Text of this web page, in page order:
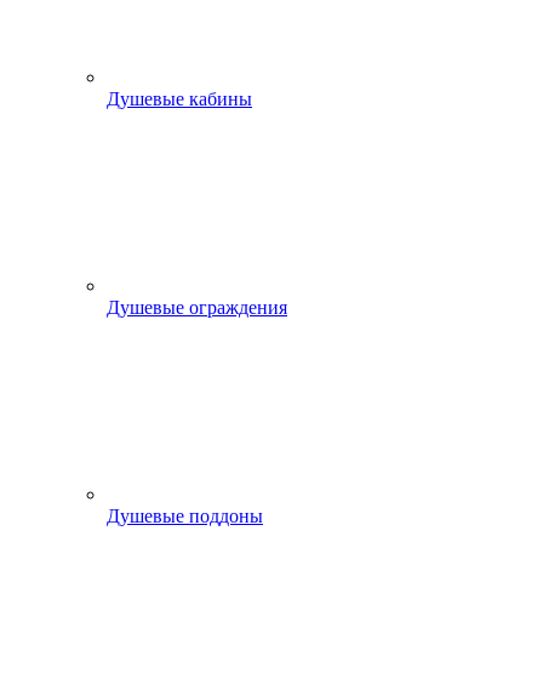
Душевые кабины
Душевые ограждения
Душевые поддоны